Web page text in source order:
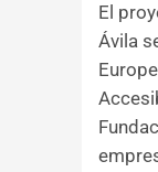
El
Ávila